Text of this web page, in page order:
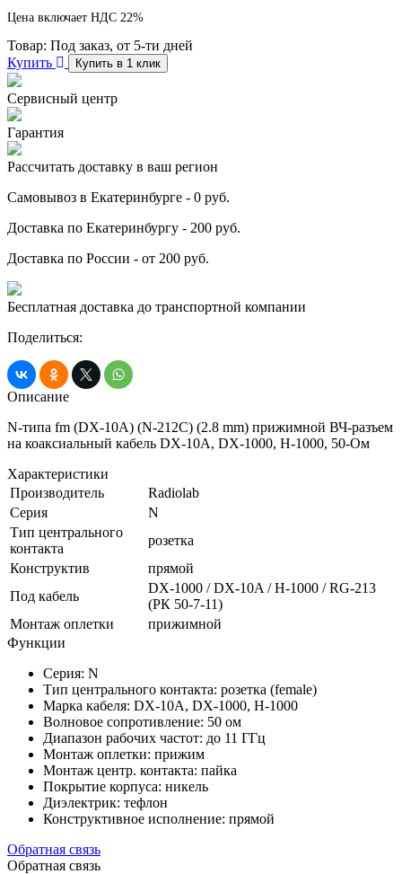
Цена включает НДС 22%
Товар: Под заказ, от 5-ти дней
Купить
Купить в 1 клик
Сервисный центр
Гарантия
Рассчитать доставку в ваш регион
Самовывоз в Екатеринбурге - 0 руб.
Доставка по Екатеринбургу - 200 руб.
Доставка по России - от 200 руб.
Бесплатная доставка до транспортной компании
Поделиться:
Описание
N-типа fm (DX-10A) (N-212C) (2.8 mm) прижимной ВЧ-разъем
на коаксиальный кабель DX-10A, DX-1000, H-1000, 50-Ом
Характеристики
Производитель
Radiolab
Серия
N
Тип центрального
контакта
розетка
Конструктив
прямой
Под кабель
DX-1000 / DX-10A / H-1000 / RG-213
(РК 50-7-11)
Монтаж оплетки
прижимной
Функции
Серия: N
Тип центрального контакта: розетка (female)
Марка кабеля: DX-10A, DX-1000, H-1000
Волновое сопротивление: 50 ом
Диапазон рабочих частот: до 11 ГГц
Монтаж оплетки: прижим
Монтаж центр. контакта: пайка
Покрытие корпуса: никель
Диэлектрик: тефлон
Конструктивное исполнение: прямой
Обратная связь
Обратная связь